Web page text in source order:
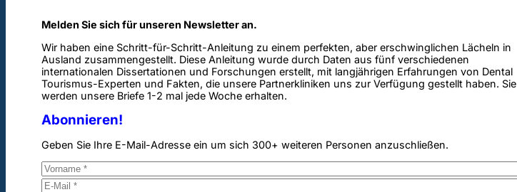
Melden Sie sich für unseren Newsletter an.
Wir haben eine Schritt-für-Schritt-Anleitung zu einem perfekten, aber erschwinglichen Lächeln in
Ausland zusammengestellt. Diese Anleitung wurde durch Daten aus fünf verschiedenen
internationalen Dissertationen und Forschungen erstellt, mit langjährigen Erfahrungen von Dental
Tourismus-Experten und Fakten, die unsere Partnerkliniken uns zur Verfügung gestellt haben. Sie
werden unsere Briefe 1-2 mal jede Woche erhalten.
Abonnieren!
Geben Sie Ihre E-Mail-Adresse ein um sich 300+ weiteren Personen anzuschließen.